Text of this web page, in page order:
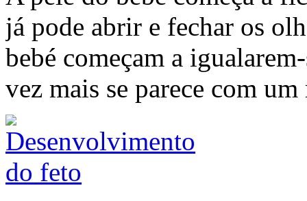
já pode abrir e fechar os
bebé começam a
vez mais se parece com